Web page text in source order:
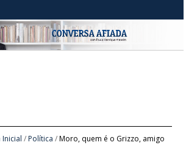
Inicial / Política /Moro, quem é o Grizzo, amigo